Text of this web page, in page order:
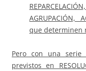
AGRUPACIÓN,
que determinen
Pero con una serie
previstos en